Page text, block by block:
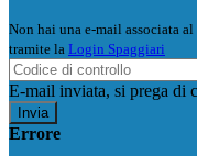
Non hai una e-mail associata
tramite la Login Spaggiari
E-mail inviata, si prega di
Errore